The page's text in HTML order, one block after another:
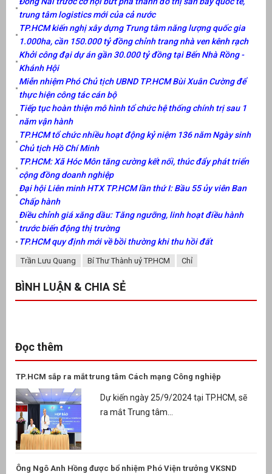
trung tâm logistics mới của cả nước
TP.HCM kiến nghị xây dựng Trung tâm năng lượng quốc gia
1.000ha, cần 150.000 tỷ đồng chỉnh trang nhà ven kênh rạch
Khởi công đại dự án gần 30.000 tỷ đồng tại Bến Nhà Rồng -
Khánh Hội
Miễn nhiệm Phó Chủ tịch UBND TP.HCM Bùi Xuân Cường để
thực hiện công tác cán bộ
Tiếp tục hoàn thiện mô hình tổ chức hệ thống chính trị sau 1
năm vận hành
TP.HCM tổ chức nhiều hoạt động kỷ niệm 136 năm Ngày sinh
Chủ tịch Hồ Chí Minh
TP.HCM: Xã Hóc Môn tăng cường kết nối, thúc đẩy phát triển
cộng đồng doanh nghiệp
Đại hội Liên minh HTX TP.HCM lần thứ I: Bầu 55 ủy viên Ban
Chấp hành
Điều chỉnh giá xăng dầu: Tăng ngưỡng, linh hoạt điều hành
trước biến động thị trường
TP.HCM quy định mới về bồi thường khi thu hồi đất
Trần Lưu Quang Bí Thư Thành uỷ TP.HCM Chỉ
BÌNH LUẬN & CHIA SẺ
Đọc thêm
TP.HCM sắp ra mắt trung tâm Cách mạng Công nghiệp
Dự kiến ngày 25/9/2024 tại TP.HCM, sẽ
ra mắt Trung tâm...
Ông Ngô Anh Hồng được bổ nhiệm Phó Viện trưởng VKSND